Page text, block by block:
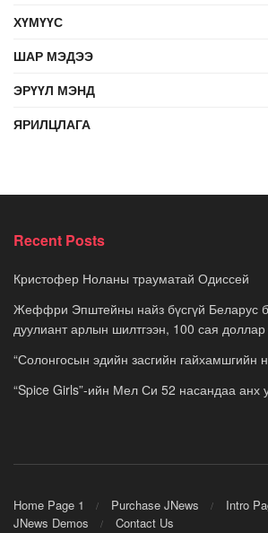
ХҮМҮҮС
ШАР МЭДЭЭ
ЭРҮҮЛ МЭНД
ЯРИЛЦЛАГА
Recent Posts
Кристофер Ноланы трауматай Одиссей
Жеффри Эпштейны найз бүсгүй Беларус
дуулиант арлын шилтгээн, 100 сая доллар
“Солонгосын эдийн засгийн гайхамшгийн
“Spice Girls”-ийн Мел Си 52 насандаа анх
Home Page 1 Purchase JNews
Intro
JNews Demos
Contact Us